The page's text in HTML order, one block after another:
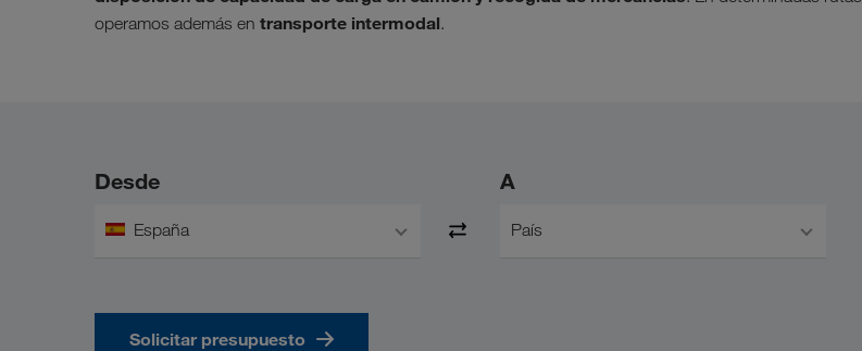
operamos además en transporte intermodal.
Desde
España
A
País
Solicitar presupuesto